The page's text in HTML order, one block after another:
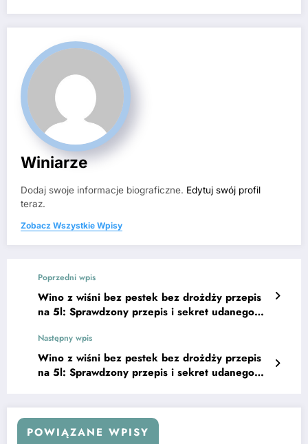
Winiarze
Dodaj swoje informacje biograficzne. Edytuj swój profil
teraz.
Zobacz Wszystkie Wpisy
Poprzedni wpis
Wino z wiśni bez pestek bez drożdży przepis
na 5l: Sprawdzony przepis i sekret udanego
Następny wpis
Wino z wiśni bez pestek bez drożdży przepis
na 5l: Sprawdzony przepis i sekret udanego
POWIĄZANE WPISY